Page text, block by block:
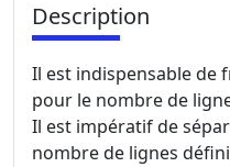
Description
Il est indispensable de
pour le nombre de
Il est impératif de
nombre de lignes